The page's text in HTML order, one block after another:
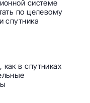
системе
по целевому
спутника
в спутниках